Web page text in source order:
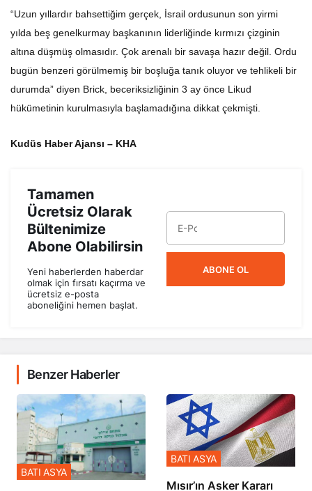
“Uzun yıllardır bahsettiğim gerçek, İsrail ordusunun son yirmi
yılda beş genelkurmay başkanının liderliğinde kırmızı çizginin
altına düşmüş olmasıdır. Çok arenalı bir savaşa hazır değil. Ordu
bugün benzeri görülmemiş bir boşluğa tanık oluyor ve tehlikeli bir
durumda” diyen Brick, beceriksizliğinin 3 ay önce Likud
hükümetinin kurulmasıyla başlamadığına dikkat çekmişti.
Kudüs Haber Ajansı – KHA
Tamamen
Ücretsiz Olarak
Bültenimize
Abone Olabilirsin
Yeni haberlerden haberdar
olmak için fırsatı kaçırma ve
ücretsiz e-posta
aboneliğini hemen başlat.
ABONE OL
Benzer Haberler
BATI ASYA
Mısır’ın Asker Kararı
BATI ASYA